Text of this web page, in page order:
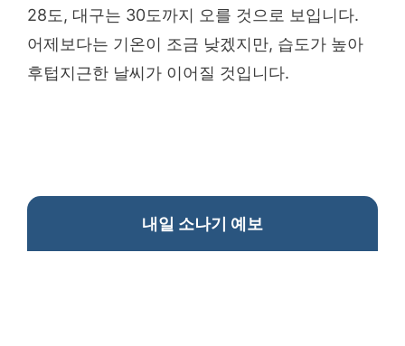
28도, 대구는 30도까지 오를 것으로 보입니다.
어제보다는 기온이 조금 낮겠지만, 습도가 높아
후텁지근한 날씨가 이어질 것입니다.
내일 소나기 예보